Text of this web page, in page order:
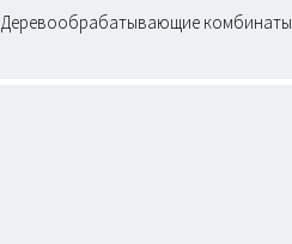
Деревообрабатывающие комбинаты